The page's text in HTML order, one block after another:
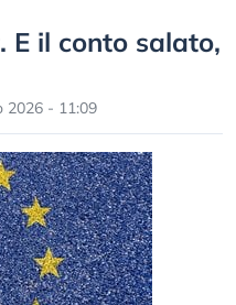
E il conto salato,
2026 - 11:09